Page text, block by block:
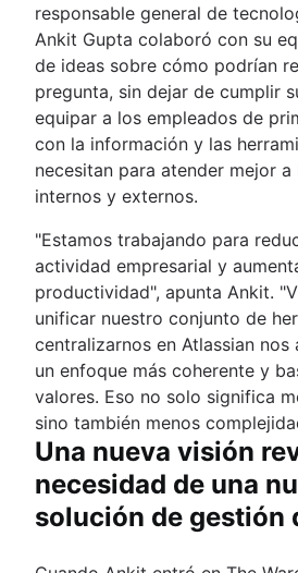
responsable general de
Ankit Gupta colaboró con su
de ideas sobre cómo podrían
pregunta, sin dejar de cumplir
equipar a los empleados de
con la información y las
necesitan para atender mejor
internos y externos.
"Estamos trabajando para
actividad empresarial y
productividad", apunta Ankit.
unificar nuestro conjunto de
centralizarnos en Atlassian
un enfoque más coherente y
valores. Eso no solo significa
sino también menos
Una nueva visión
necesidad de una
solución de gestión